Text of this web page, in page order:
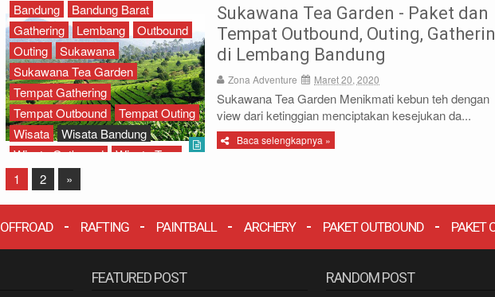
Sukawana Tea Garden - Paket dan
Tempat Outbound, Outing,
di Lembang Bandung
Zona Adventure Maret 20, 2020
Sukawana Tea Garden Menikmati kebun teh dengan
view dari ketinggian menciptakan kesejukan da...
Baca selengkapnya »
Bandung
Bandung Barat
Gathering
Lembang
Outbound
Outing
Sukawana
Sukawana Tea Garden
Tempat Gathering
Tempat Outbound
Tempat Outing
Wisata
Wisata Bandung
Wisata Outbound
Wisata Tour
1
2 »
OFFROAD RAFTING PAINTBALL ARCHERY PAKET OUTBOUND PAKET
FEATURED POST RANDOM POST